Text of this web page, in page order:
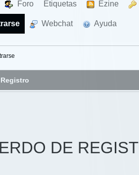
Foro Etiquetas Ezine
Webchat Ayuda
DE